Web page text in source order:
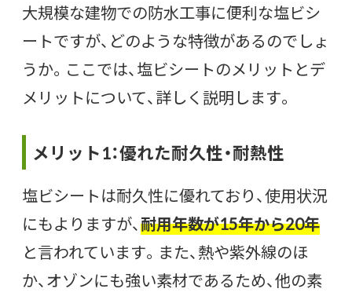
大規模な建物での防水工事に便利な塩ビシ
ートですが、どのような特徴があるのでしょ
うか。ここでは、塩ビシートのメリットとデ
メリットについて、詳しく説明します。
メリット1：優れた耐久性・耐熱性
塩ビシートは耐久性に優れており、使用状況
にもよりますが、耐用年数が15年から20年
と言われています。また、熱や紫外線のほ
か、オゾンにも強い素材であるため、他の素